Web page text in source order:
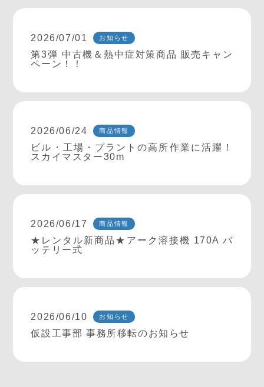
2026/07/01 お知らせ
第3弾 中古機＆熱中症対策商品 販売キャン
ペーン！！
2026/06/24 商品情報
ビル・工場・プラントの高所作業に活躍！
スカイマスター30m
2026/06/17 商品情報
★レンタル新商品★アーク溶接機 170A バ
ッテリー式
2026/06/10 お知らせ
仮設工事部 事務所移転のお知らせ